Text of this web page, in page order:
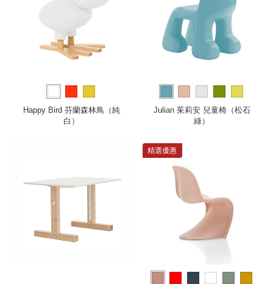
Happy Bird 芬蘭森林鳥（純
白）
Julian 茱莉安 兒童椅（松石
綠）
精選優惠